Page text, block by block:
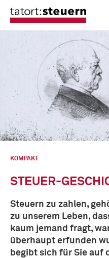
KOMPAKT
STEUER-
Steuern zu zahlen,
zu unserem Leben,
kaum jemand fragt,
überhaupt erfunden
begibt sich für Sie auf